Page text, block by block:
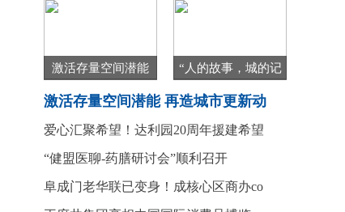
激活存量空间潜能 “人的故事，城的记
激活存量空间潜能 再造城市更新动
爱心汇聚希望！达利园20周年援建希望
“健盟医聊-药膳研讨会”顺利召开
阜成门老华联已变身！成核心区商办co